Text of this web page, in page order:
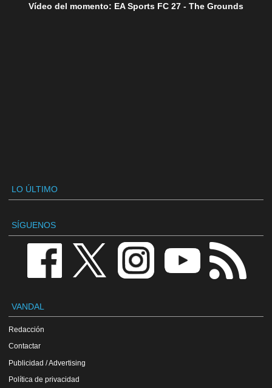
Vídeo del momento: EA Sports FC 27 - The Grounds
LO ÚLTIMO
SÍGUENOS
VANDAL
Redacción
Contactar
Publicidad / Advertising
Política de privacidad